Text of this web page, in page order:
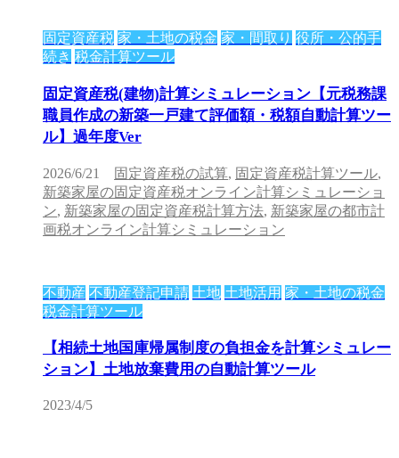
固定資産税 家・土地の税金 家・間取り 役所・公的手
続き 税金計算ツール
固定資産税(建物)計算シミュレーション【元税務課
職員作成の新築一戸建て評価額・税額自動計算ツー
ル】過年度Ver
2026/6/21 固定資産税の試算, 固定資産税計算ツール,
新築家屋の固定資産税オンライン計算シミュレーショ
ン, 新築家屋の固定資産税計算方法, 新築家屋の都市計
画税オンライン計算シミュレーション
不動産 不動産登記申請 土地 土地活用 家・土地の税金
税金計算ツール
【相続土地国庫帰属制度の負担金を計算シミュレー
ション】土地放棄費用の自動計算ツール
2023/4/5